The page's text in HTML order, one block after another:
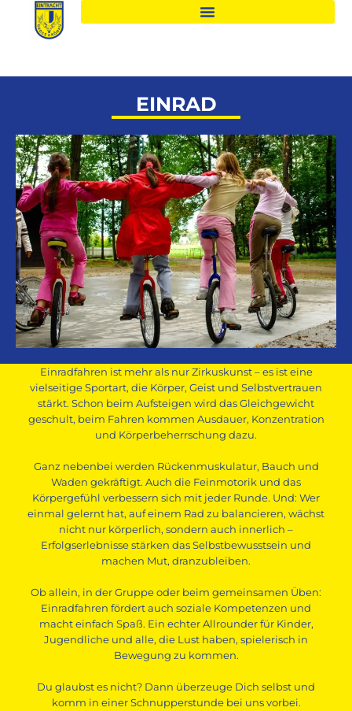
EINRAD
Einradfahren ist mehr als nur Zirkuskunst – es ist eine
vielseitige Sportart, die Körper, Geist und Selbstvertrauen
stärkt. Schon beim Aufsteigen wird das Gleichgewicht
geschult, beim Fahren kommen Ausdauer, Konzentration
und Körperbeherrschung dazu.
Ganz nebenbei werden Rückenmuskulatur, Bauch und
Waden gekräftigt. Auch die Feinmotorik und das
Körpergefühl verbessern sich mit jeder Runde. Und: Wer
einmal gelernt hat, auf einem Rad zu balancieren, wächst
nicht nur körperlich, sondern auch innerlich –
Erfolgserlebnisse stärken das Selbstbewusstsein und
machen Mut, dranzubleiben.
Ob allein, in der Gruppe oder beim gemeinsamen Üben:
Einradfahren fördert auch soziale Kompetenzen und
macht einfach Spaß. Ein echter Allrounder für Kinder,
Jugendliche und alle, die Lust haben, spielerisch in
Bewegung zu kommen.
Du glaubst es nicht? Dann überzeuge Dich selbst und
komm in einer Schnupperstunde bei uns vorbei.